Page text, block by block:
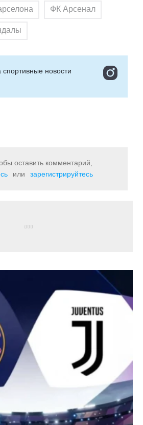
ФК Арсенал
новости
оставить комментарий,
или зарегистрируйтесь